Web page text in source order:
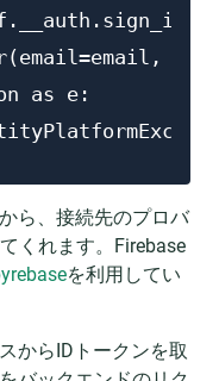
as e:
ら、接続先のプロバ
くれます。Firebase
を利用してい
からIDトークンを取